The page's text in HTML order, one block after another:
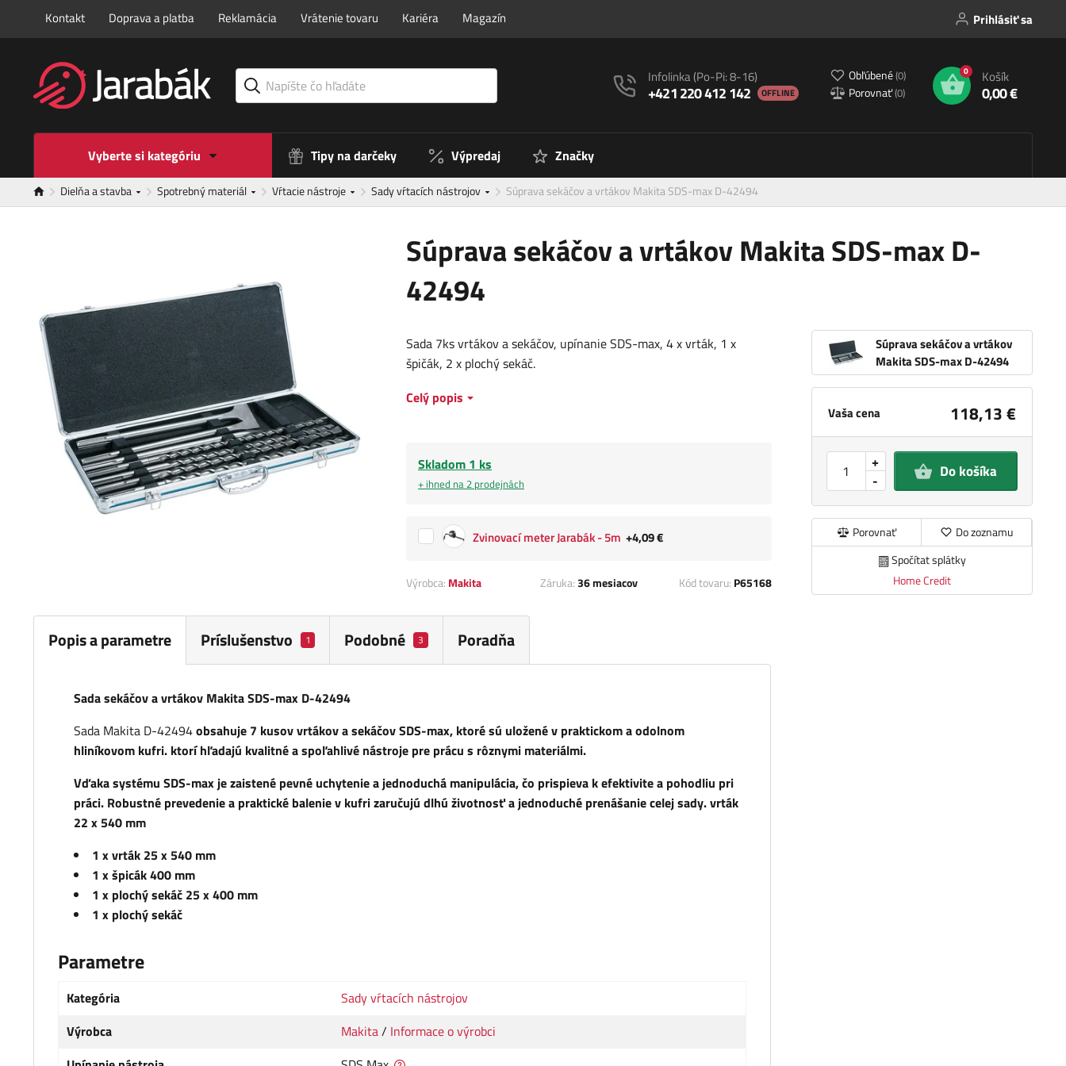
Kontakt Doprava a platba Reklamácia Vrátenie tovaru Kariéra Magazín Prihlásiť sa
Infolinka(Po-Pi: 8-16)
+421 220 412 142 OFFLINE
Obľúbené(0)
Porovnať(0)
0 Košík
0,00 €
Vyberte si kategóriu Tipy na darčeky Výpredaj Značky
Dielňa a stavba Spotrebný materiál Vŕtacie nástroje Sady vŕtacích nástrojov Súprava sekáčov a vrtákov Makita SDS-max D-42494
Súprava sekáčov a vrtákov Makita SDS-max D-
42494
Súprava sekáčov a vrtákov
Makita SDS-max D-42494
Vaša cena 118,13 €
-
+ Do košíka
Porovnať
Do zoznamu
Spočítat splátky
Home Credit
Sada 7ks vrtákov a sekáčov, upínanie SDS-max, 4 x vrták, 1 x
špičák, 2 x plochý sekáč.
Celý popis
Skladom 1 ks
+ ihned na 2 prodejnách
Zvinovací meter Jarabák - 5m +4,09 €
Výrobca: Makita Záruka:36 mesiacov Kód tovaru: P65168
Popis a parametre Príslušenstvo 1 Podobné 3 Poradňa
Sada sekáčov a vrtákov Makita SDS-max D-42494
Sada Makita D-42494obsahuje 7 kusov vrtákov a sekáčov SDS-max, ktoré sú uložené v praktickom a odolnom
hliníkovom kufri. ktorí hľadajú kvalitné a spoľahlivé nástroje pre prácu s rôznymi materiálmi.
Vďaka systému SDS-max je zaistené pevné uchytenie a jednoduchá manipulácia, čo prispieva k efektivite a pohodliu pri
práci. Robustné prevedenie a praktické balenie v kufri zaručujú dlhú životnosť a jednoduché prenášanie celej sady. vrták
22 x 540 mm
1 x vrták 25 x 540 mm
1 x špicák 400 mm
1 x plochý sekáč 25 x 400 mm
1 x plochý sekáč
Parametre
Kategória
Sady vŕtacích nástrojov
Výrobca
Makita/ Informace o výrobci